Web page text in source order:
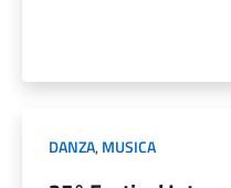
DANZA,MUSICA